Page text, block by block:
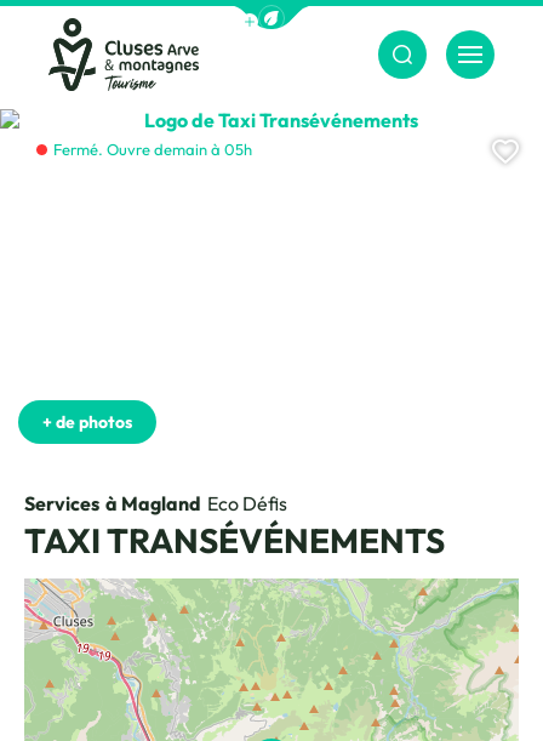
Afficher la barre de navigation du
Cluses Arve &amp; montagnes
Menu
Services à Magland Eco Défis
TAXI TRANSÉVÉNEMENTS
Logo de Taxi Transévénements, ©
+ de photos
Fermé. Ouvre demain à 05h